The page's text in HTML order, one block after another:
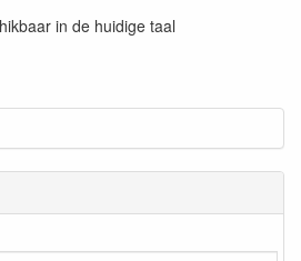
in de huidige taal